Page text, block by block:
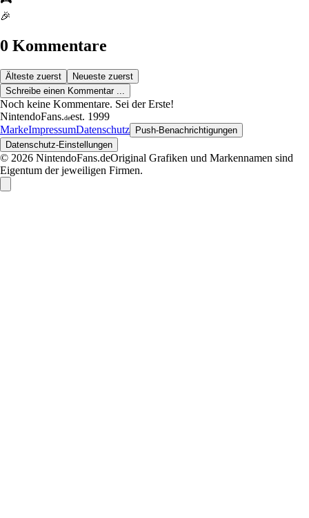
🎉
0 Kommentare
Älteste zuerst
Neueste zuerst
Schreibe einen Kommentar ...
Noch keine Kommentare. Sei der Erste!
NintendoFans.deest. 1999
MarkeImpressumDatenschutz Push-Benachrichtigungen
Datenschutz-Einstellungen
© 2026 NintendoFans.deOriginal Grafiken und Markennamen sind
Eigentum der jeweiligen Firmen.